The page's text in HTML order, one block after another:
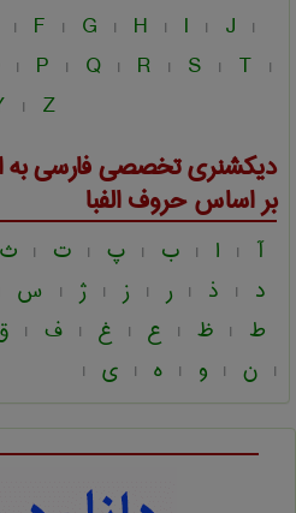
| F | G | H | I | J |
| P | Q | R | S | T |
| Z
دیکشنری تخصصی فارسی به
بر اساس حروف الفبا
آ | ا | ب | پ | ت | ث
د | ذ | ر | ز | ژ | س
ط | ظ | ع | غ | ف |
| ن | و | ه | ی |